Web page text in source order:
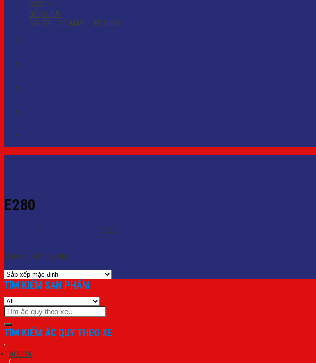
BOSCH
ĐỒNG NAI
MÔ TÔ – XE MÁY – XE ĐIỆN
E280
/ / E280
Showing all 6 results
TÌM KIẾM SẢN PHẨM
Tìm
kiếm:
TÌM KIẾM ẮC QUY THEO XE
ACURA